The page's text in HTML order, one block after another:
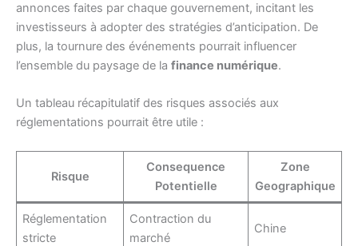
annonces faites par chaque gouvernement, incitant les
investisseurs à adopter des stratégies d’anticipation. De
plus, la tournure des événements pourrait influencer
l’ensemble du paysage de la finance numérique.
Un tableau récapitulatif des risques associés aux
réglementations pourrait être utile :
Risque
Consequence
Potentielle
Zone
Geographique
Réglementation
stricte
Contraction du
marché
Chine